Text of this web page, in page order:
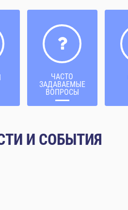
ЧАСТО
ЗАДАВАЕМЫЕ
ВОПРОСЫ
И СОБЫТИЯ